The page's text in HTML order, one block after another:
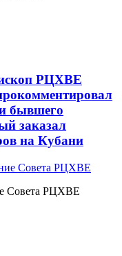
РЦХВЕ
бывшего
заказал
на Кубани
Совета РЦХВЕ